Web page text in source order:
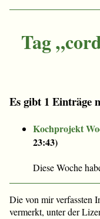
Tag
Es gibt 1 Einträge
Kochprojekt
23:43)
Diese Woche
Die von mir verfassten
vermerkt, unter der